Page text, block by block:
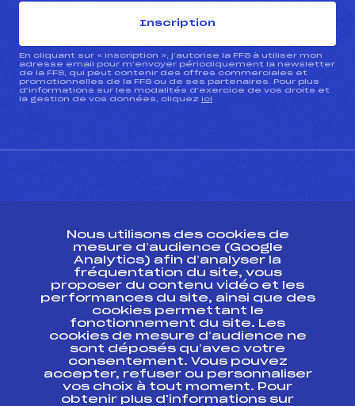
Inscription
En cliquant sur « inscription », j’autorise la FFS à utiliser mon
adresse email pour m’envoyer périodiquement la newsletter
de la FFS, qui peut contenir des offres commerciales et
promotionnelles de la FFS ou de ses partenaires. Pour plus
d’informations sur les modalités d’exercice de vos droits et
la gestion de vos données, cliquez ici
Ressources
Pass’Neige
Projet sportif fédéral
Projet de performance fédéral
Antidopage
Pôle Développement, Formation, Suivi
Scientifique
Listes ministérielles
Nous utilisons des cookies de
mesure d’audience (Google
Analytics) afin d’analyser la
fréquentation du site, vous
proposer du contenu vidéo et les
performances du site, ainsi que des
cookies permettant le
fonctionnement du site. Les
cookies de mesure d’audience ne
sont déposés qu’avec votre
consentement. Vous pouvez
accepter, refuser ou personnaliser
vos choix à tout moment. Pour
obtenir plus d'informations sur